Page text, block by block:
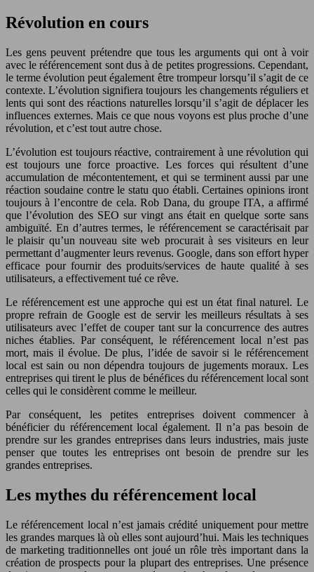
Révolution en cours
Les gens peuvent prétendre que tous les arguments qui ont à voir
avec le référencement sont dus à de petites progressions. Cependant,
le terme évolution peut également être trompeur lorsqu’il s’agit de ce
contexte. L’évolution signifiera toujours les changements réguliers et
lents qui sont des réactions naturelles lorsqu’il s’agit de déplacer les
influences externes. Mais ce que nous voyons est plus proche d’une
révolution, et c’est tout autre chose.
L’évolution est toujours réactive, contrairement à une révolution qui
est toujours une force proactive. Les forces qui résultent d’une
accumulation de mécontentement, et qui se terminent aussi par une
réaction soudaine contre le statu quo établi. Certaines opinions iront
toujours à l’encontre de cela. Rob Dana, du groupe ITA, a affirmé
que l’évolution des SEO sur vingt ans était en quelque sorte sans
ambiguïté. En d’autres termes, le référencement se caractérisait par
le plaisir qu’un nouveau site web procurait à ses visiteurs en leur
permettant d’augmenter leurs revenus. Google, dans son effort hyper
efficace pour fournir des produits/services de haute qualité à ses
utilisateurs, a effectivement tué ce rêve.
Le référencement est une approche qui est un état final naturel. Le
propre refrain de Google est de servir les meilleurs résultats à ses
utilisateurs avec l’effet de couper tant sur la concurrence des autres
niches établies. Par conséquent, le référencement local n’est pas
mort, mais il évolue. De plus, l’idée de savoir si le référencement
local est sain ou non dépendra toujours de jugements moraux. Les
entreprises qui tirent le plus de bénéfices du référencement local sont
celles qui le considèrent comme le meilleur.
Par conséquent, les petites entreprises doivent commencer à
bénéficier du référencement local également. Il n’a pas besoin de
prendre sur les grandes entreprises dans leurs industries, mais juste
penser que toutes les entreprises ont besoin de prendre sur les
grandes entreprises.
Les mythes du référencement local
Le référencement local n’est jamais crédité uniquement pour mettre
les grandes marques là où elles sont aujourd’hui. Mais les techniques
de marketing traditionnelles ont joué un rôle très important dans la
création de prospects pour la plupart des entreprises. Une présence